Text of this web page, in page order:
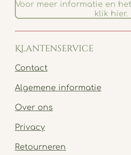
Voor meer informatie en
klik hier.
Klantenservice
Contact
Algemene informatie
Over ons
Privacy
Retourneren